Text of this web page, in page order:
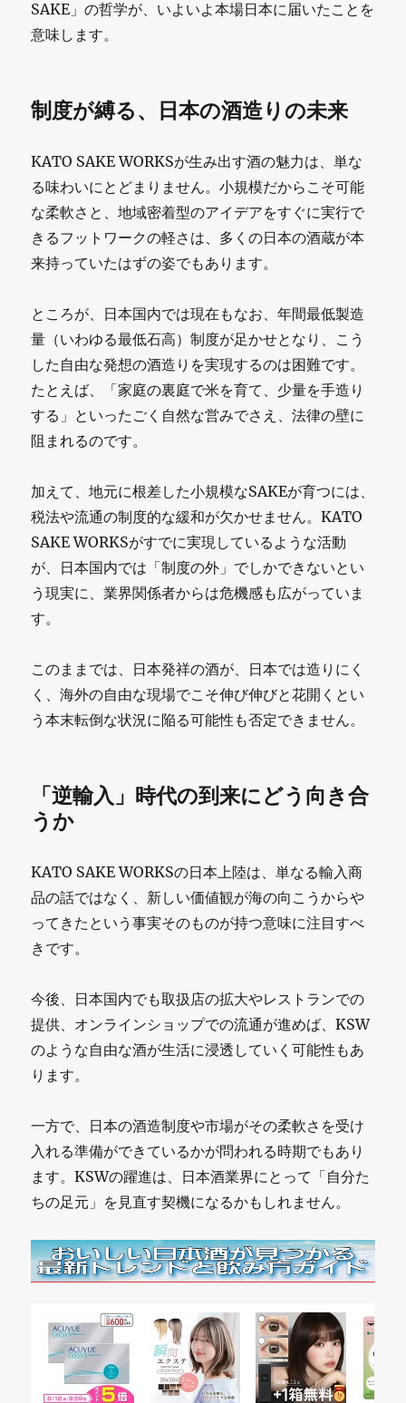
SAKE」の哲学が、いよいよ本場日本に届いたことを
意味します。
制度が縛る、日本の酒造りの未来
KATO SAKE WORKSが生み出す酒の魅力は、単な
る味わいにとどまりません。小規模だからこそ可能
な柔軟さと、地域密着型のアイデアをすぐに実行で
きるフットワークの軽さは、多くの日本の酒蔵が本
来持っていたはずの姿でもあります。
ところが、日本国内では現在もなお、年間最低製造
量（いわゆる最低石高）制度が足かせとなり、こう
した自由な発想の酒造りを実現するのは困難です。
たとえば、「家庭の裏庭で米を育て、少量を手造り
する」といったごく自然な営みでさえ、法律の壁に
阻まれるのです。
加えて、地元に根差した小規模なSAKEが育つには、
税法や流通の制度的な緩和が欠かせません。KATO
SAKE WORKSがすでに実現しているような活動
が、日本国内では「制度の外」でしかできないとい
う現実に、業界関係者からは危機感も広がっていま
す。
このままでは、日本発祥の酒が、日本では造りにく
く、海外の自由な現場でこそ伸び伸びと花開くとい
う本末転倒な状況に陥る可能性も否定できません。
「逆輸入」時代の到来にどう向き合
うか
KATO SAKE WORKSの日本上陸は、単なる輸入商
品の話ではなく、新しい価値観が海の向こうからや
ってきたという事実そのものが持つ意味に注目すべ
きです。
今後、日本国内でも取扱店の拡大やレストランでの
提供、オンラインショップでの流通が進めば、KSW
のような自由な酒が生活に浸透していく可能性もあ
ります。
一方で、日本の酒造制度や市場がその柔軟さを受け
入れる準備ができているかが問われる時期でもあり
ます。KSWの躍進は、日本酒業界にとって「自分た
ちの足元」を見直す契機になるかもしれません。